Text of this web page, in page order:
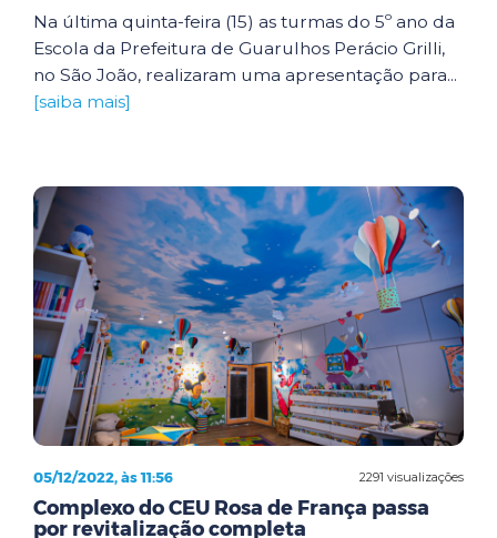
Na última quinta-feira (15) as turmas do 5º ano da
Escola da Prefeitura de Guarulhos Perácio Grilli,
no São João, realizaram uma apresentação para...
[saiba mais]
2291 visualizações
05/12/2022, às 11:56
Complexo do CEU Rosa de França passa
por revitalização completa